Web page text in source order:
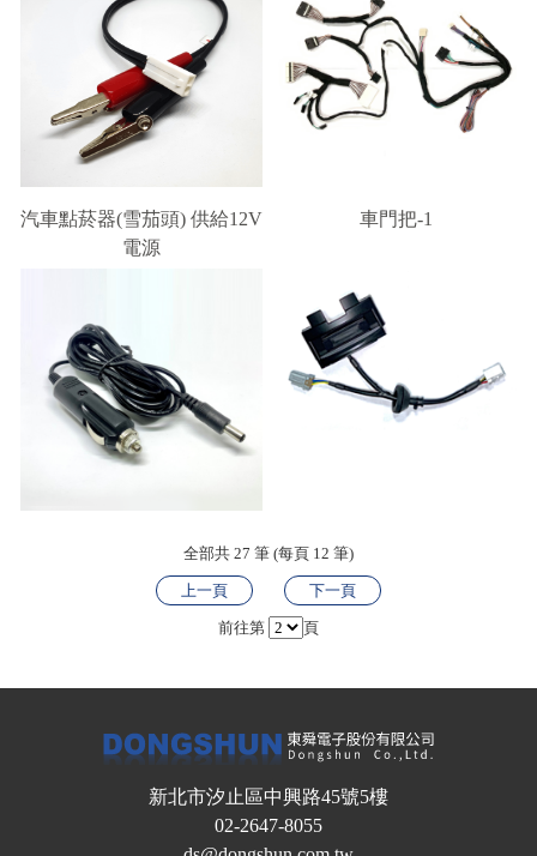
汽車點菸器(雪茄頭) 供給12V
電源
車門把-1
全部共 27 筆 (每頁 12 筆)
上一頁 下一頁
前往第 頁
新北市汐止區中興路45號5樓
02-2647-8055